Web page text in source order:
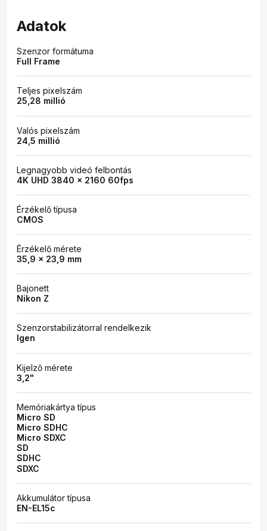
Adatok
Szenzor formátuma
Full Frame
Teljes pixelszám
25,28 millió
Valós pixelszám
24,5 millió
Legnagyobb videó felbontás
4K UHD 3840 x 2160 60fps
Érzékelő típusa
CMOS
Érzékelő mérete
35,9 x 23,9 mm
Bajonett
Nikon Z
Szenzorstabilizátorral rendelkezik
Igen
Kijelző mérete
3,2"
Memóriakártya típus
Micro SD
Micro SDHC
Micro SDXC
SD
SDHC
SDXC
Akkumulátor típusa
EN-EL15c